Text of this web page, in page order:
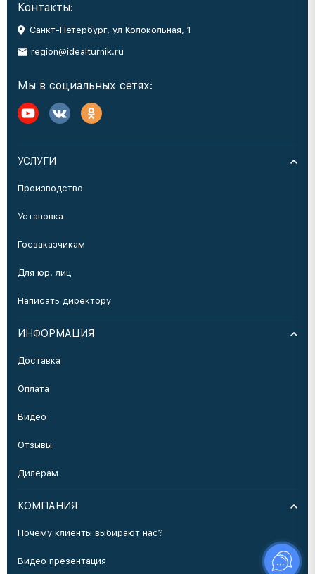
Контакты:
Санкт-Петербург, ул Колокольная, 1
region@idealturnik.ru
Мы в социальных сетях:
УСЛУГИ
Производство
Установка
Госзаказчикам
Для юр. лиц
Написать директору
ИНФОРМАЦИЯ
Доставка
Оплата
Видео
Отзывы
Дилерам
КОМПАНИЯ
Почему клиенты выбирают нас?
Видео презентация